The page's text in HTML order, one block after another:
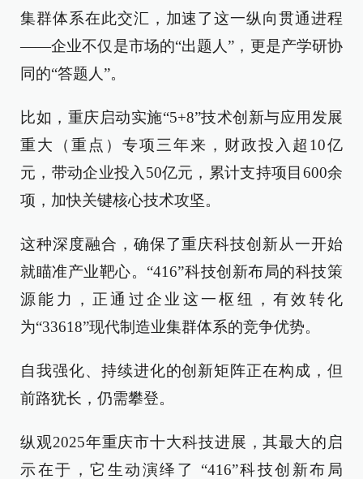
集群体系在此交汇，加速了这一纵向贯通进程
——企业不仅是市场的“出题人”，更是产学研协
同的“答题人”。
比如，重庆启动实施“5+8”技术创新与应用发展
重大（重点）专项三年来，财政投入超10亿
元，带动企业投入50亿元，累计支持项目600余
项，加快关键核心技术攻坚。
这种深度融合，确保了重庆科技创新从一开始
就瞄准产业靶心。“416”科技创新布局的科技策
源能力，正通过企业这一枢纽，有效转化
为“33618”现代制造业集群体系的竞争优势。
自我强化、持续进化的创新矩阵正在构成，但
前路犹长，仍需攀登。
纵观2025年重庆市十大科技进展，其最大的启
示在于，它生动演绎了 “416”科技创新布局